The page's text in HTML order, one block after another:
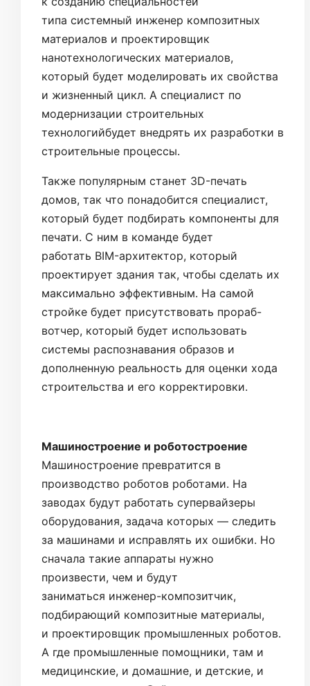
типа системный инженер композитных
материалов и проектировщик
нанотехнологических материалов,
который будет моделировать их свойства
и жизненный цикл. А специалист по
модернизации строительных
технологийбудет внедрять их разработки в
строительные процессы.
Также популярным станет 3D-печать
домов, так что понадобится специалист,
который будет подбирать компоненты для
печати. С ним в команде будет
работать BIM-архитектор, который
проектирует здания так, чтобы сделать их
максимально эффективным. На самой
стройке будет присутствовать прораб-
вотчер, который будет использовать
системы распознавания образов и
дополненную реальность для оценки хода
строительства и его корректировки.
Машиностроение и роботостроение
Машиностроение превратится в
производство роботов роботами. На
заводах будут работать супервайзеры
оборудования, задача которых — следить
за машинами и исправлять их ошибки. Но
сначала такие аппараты нужно
произвести, чем и будут
заниматься инженер-композитчик,
подбирающий композитные материалы,
и проектировщик промышленных роботов.
А где промышленные помощники, там и
медицинские, и домашние, и детские, и